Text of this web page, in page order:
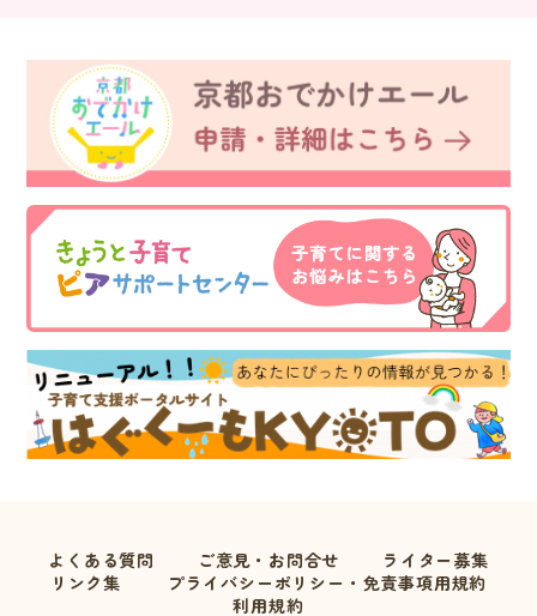
よくある質問 ご意見・お問合せ
ライター募集
リンク集
プライバシーポリシー・免責事項用規約
利用規約